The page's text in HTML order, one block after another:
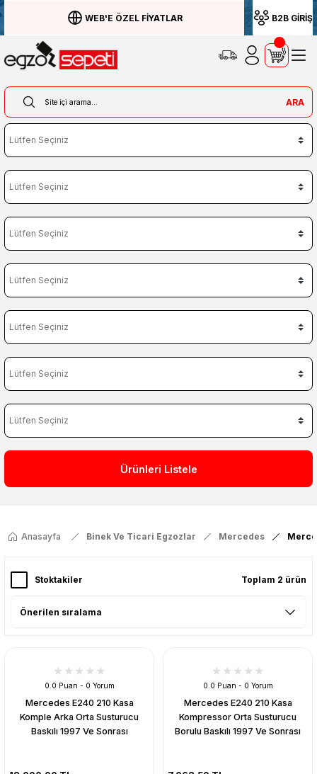
WEB'E ÖZEL FİYATLAR B2B GİRİŞ
ARA
Ürünleri Listele
Anasayfa Binek Ve Ticari Egzozlar Mercedes
Stoktakiler Toplam 2 ürün
0.0 Puan - 0 Yorum
Mercedes E240 210 Kasa
Komple Arka Orta Susturucu
Baskılı 1997 Ve Sonrası
0.0 Puan - 0 Yorum
Mercedes E240 210 Kasa
Kompressor Orta Susturucu
Borulu Baskılı 1997 Ve Sonrası